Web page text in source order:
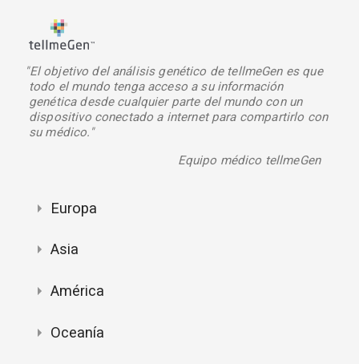
"El objetivo del análisis genético de tellmeGen es que
todo el mundo tenga acceso a su información
genética desde cualquier parte del mundo con un
dispositivo conectado a internet para compartirlo con
su médico."
Equipo médico tellmeGen
Europa
Asia
América
Oceanía